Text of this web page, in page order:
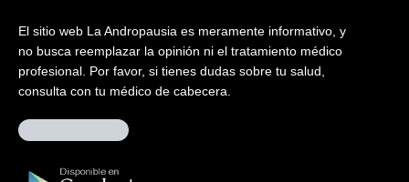
El sitio web La Andropausia es meramente informativo, y
no busca reemplazar la opinión ni el tratamiento médico
profesional. Por favor, si tienes dudas sobre tu salud,
consulta con tu médico de cabecera.